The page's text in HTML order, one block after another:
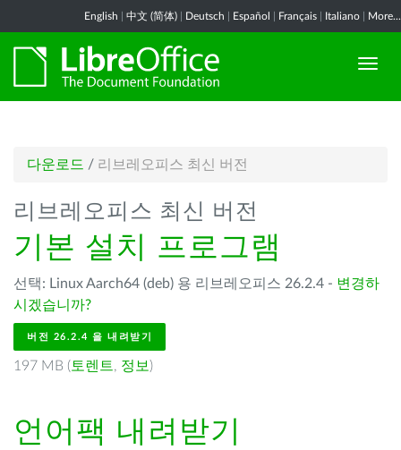
English 中文 (简体) Deutsch Español Français Italiano More...
다운로드 / 리브레오피스 최신 버전
리브레오피스 최신 버전
기본 설치 프로그램
선택: Linux Aarch64 (deb) 용 리브레오피스 26.2.4 - 변경하
시겠습니까?
버전 26.2.4 을 내려받기
197 MB ( 토렌트, 정보 )
언어팩 내려받기